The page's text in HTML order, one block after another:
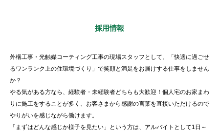
採用情報
外構工事・光触媒コーティング工事の現場スタッフとして、「快適に過ごせ
るワンランク上の住環境づくり」で笑顔と満足をお届けする仕事をしません
か？
やる気がある方なら、経験者・未経験者どちらも大歓迎！個人宅のお家まわ
りに施工をすることが多く、お客さまから感謝の言葉を直接いただけるので
やりがいを感じながら働けます。
「まずはどんな感じか様子を見たい」という方は、アルバイトとして1日～